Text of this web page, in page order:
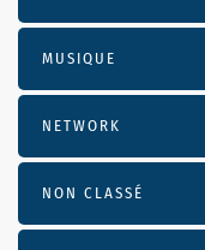
MUSIQUE
NETWORK
NON CLASSÉ